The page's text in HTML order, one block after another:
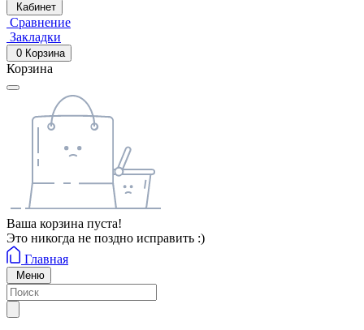
Кабинет
Сравнение
Закладки
0 Корзина
Корзина
Ваша корзина пуста!
Это никогда не поздно исправить :)
Главная
Меню